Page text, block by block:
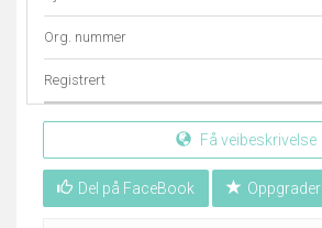
Org. nummer
Registrert
Få veibeskrivelse
Del på FaceBook Oppgrader